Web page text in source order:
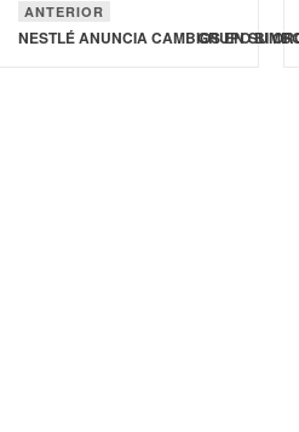
ANTERIOR